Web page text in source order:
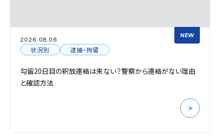
2026.08.06
NEW
状況別
逮捕・拘留
勾留20日目の釈放連絡は来ない？警察から連絡がない理由
と確認方法